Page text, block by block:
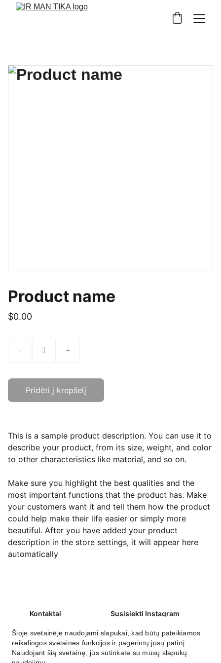
Product name
$0.00
- +
Pridėti į krepšelį
This is a sample product description. You can use it to
describe your product, from its size, weight, and color
to other characteristics like material, and so on.
Make sure you highlight the best qualities and the
most important functions that the product has. Make
your customers want it and tell them how the product
could help make their life easier or simply more
beautiful. After you have added your product
description in the store settings, it will appear here
automatically
Kontaktai
Susisiekti Instagram
Susikurkite savo namų jaukumą.
Šioje svetainėje naudojami slapukai, kad būtų pateikiamos
reikalingos svetainės funkcijos ir pagerintų jūsų patirtį.
Naudojant šią svetainę, jūs sutinkate su mūsų slapukų